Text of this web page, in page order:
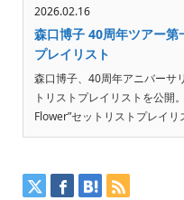
2026.02.16
森口博子 40周年ツアー
プレイリスト
森口博子、40周年アニバーサ
トリストプレイリストを公開
Flower”セットリストプレイ